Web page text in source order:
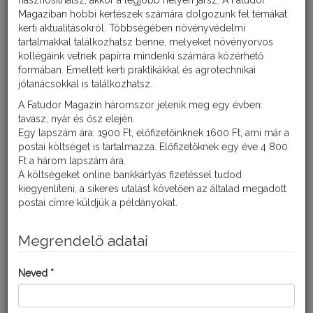
Peronoszpóra elleni készítmény mindkét hatóanyag jól
bevált kombinációt képez az intenzív növekedési
AZ ARMETIL C
ALKALMAZÁSA
fertőzésveszélyes időszakban, előrejelzésre alapozottan
megelőző jelleggel általában a hajtások 30-40 cmes
állapotában szükséges megkezdeni és a fertőzési
nyomástól függően 10-14 nap múlva célszerű
Magaziban hobbi kertészek számára dolgozunk fel témákat
kerti aktualitásokról. Többségében növényvédelmi
tartalmakkal találkozhatsz benne, melyeket növényorvos
kollégáink vetnek papírra mindenki számára közérhető
formában. Emellett kerti praktikákkal és agrotechnikai
jótanácsokkal is találkozhatsz.
A Fatudor Magazin háromszor jelenik meg egy évben:
tavasz, nyár és ősz elején.
Egy lapszám ára: 1900 Ft, előfizetőinknek 1600 Ft, ami már a
postai költséget is tartalmazza. Előfizetőknek egy éve 4 800
Ft a három lapszám ára.
A költségeket online bankkártyás fizetéssel tudod
kiegyenlíteni, a sikeres utalást követően az általad megadott
postai címre küldjük a példányokat.
Megrendelő adatai
Neved *